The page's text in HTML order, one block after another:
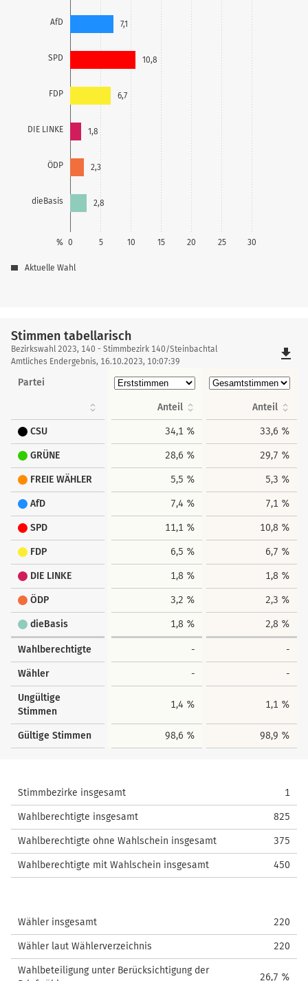
AfD
SPD
FDP
DIE LINKE
ÖDP
dieBasis
0 5 10 15 20 25 30
%
7,1
10,8
6,7
1,8
2,3
2,8
Aktuelle Wahl
Stimmen tabellarisch
Stimmen
tabellarisch
Bezirkswahl 2023, 140 - Stimmbezirk 140/Steinbachtal
Amtliches Endergebnis, 16.10.2023, 10:07:39
file_download
Partei
Anteil Anteil
CSU 34,1 % 33,6 %
GRÜNE 28,6 % 29,7 %
FREIE WÄHLER 5,5 % 5,3 %
AfD 7,4 % 7,1 %
SPD 11,1 % 10,8 %
FDP 6,5 % 6,7 %
DIE LINKE 1,8 % 1,8 %
ÖDP 3,2 % 2,3 %
dieBasis 1,8 % 2,8 %
Wahlberechtigte - -
Wähler - -
Ungültige
Stimmen
1,4 % 1,1 %
Gültige Stimmen 98,6 % 98,9 %
Stimmbezirke insgesamt 1
Wahlberechtigte insgesamt 825
Wahlberechtigte ohne Wahlschein insgesamt 375
Wahlberechtigte mit Wahlschein insgesamt 450
Wähler insgesamt 220
Wähler laut Wählerverzeichnis 220
Wahlbeteiligung unter Berücksichtigung der
26,7 %